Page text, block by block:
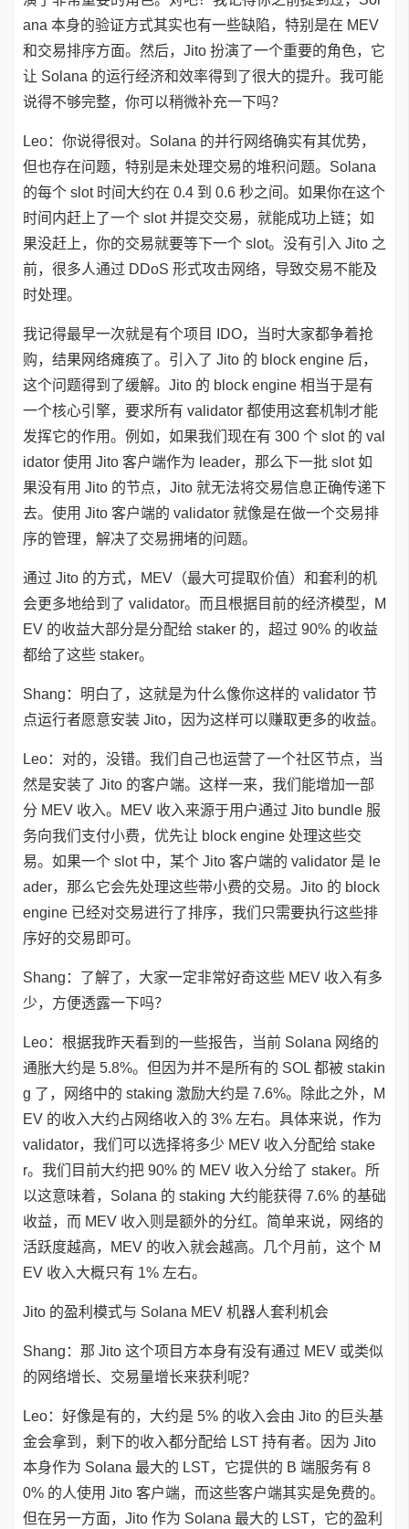
ana 本身的验证方式其实也有一些缺陷，特别是在 MEV
和交易排序方面。然后，Jito 扮演了一个重要的角色，它
让 Solana 的运行经济和效率得到了很大的提升。我可能
说得不够完整，你可以稍微补充一下吗？
Leo：你说得很对。Solana 的并行网络确实有其优势，
但也存在问题，特别是未处理交易的堆积问题。Solana
的每个 slot 时间大约在 0.4 到 0.6 秒之间。如果你在这个
时间内赶上了一个 slot 并提交交易，就能成功上链；如
果没赶上，你的交易就要等下一个 slot。没有引入 Jito 之
前，很多人通过 DDoS 形式攻击网络，导致交易不能及
时处理。
我记得最早一次就是有个项目 IDO，当时大家都争着抢
购，结果网络瘫痪了。引入了 Jito 的 block engine 后，
这个问题得到了缓解。Jito 的 block engine 相当于是有
一个核心引擎，要求所有 validator 都使用这套机制才能
发挥它的作用。例如，如果我们现在有 300 个 slot 的 val
idator 使用 Jito 客户端作为 leader，那么下一批 slot 如
果没有用 Jito 的节点，Jito 就无法将交易信息正确传递下
去。使用 Jito 客户端的 validator 就像是在做一个交易排
序的管理，解决了交易拥堵的问题。
通过 Jito 的方式，MEV（最大可提取价值）和套利的机
会更多地给到了 validator。而且根据目前的经济模型，M
EV 的收益大部分是分配给 staker 的，超过 90% 的收益
都给了这些 staker。
Shang：明白了，这就是为什么像你这样的 validator 节
点运行者愿意安装 Jito，因为这样可以赚取更多的收益。
Leo：对的，没错。我们自己也运营了一个社区节点，当
然是安装了 Jito 的客户端。这样一来，我们能增加一部
分 MEV 收入。MEV 收入来源于用户通过 Jito bundle 服
务向我们支付小费，优先让 block engine 处理这些交
易。如果一个 slot 中，某个 Jito 客户端的 validator 是 le
ader，那么它会先处理这些带小费的交易。Jito 的 block
engine 已经对交易进行了排序，我们只需要执行这些排
序好的交易即可。
Shang：了解了，大家一定非常好奇这些 MEV 收入有多
少，方便透露一下吗？
Leo：根据我昨天看到的一些报告，当前 Solana 网络的
通胀大约是 5.8%。但因为并不是所有的 SOL 都被 stakin
g 了，网络中的 staking 激励大约是 7.6%。除此之外，M
EV 的收入大约占网络收入的 3% 左右。具体来说，作为
validator，我们可以选择将多少 MEV 收入分配给 stake
r。我们目前大约把 90% 的 MEV 收入分给了 staker。所
以这意味着，Solana 的 staking 大约能获得 7.6% 的基础
收益，而 MEV 收入则是额外的分红。简单来说，网络的
活跃度越高，MEV 的收入就会越高。几个月前，这个 M
EV 收入大概只有 1% 左右。
Jito 的盈利模式与 Solana MEV 机器人套利机会
Shang：那 Jito 这个项目方本身有没有通过 MEV 或类似
的网络增长、交易量增长来获利呢？
Leo：好像是有的，大约是 5% 的收入会由 Jito 的巨头基
金会拿到，剩下的收入都分配给 LST 持有者。因为 Jito
本身作为 Solana 最大的 LST，它提供的 B 端服务有 8
0% 的人使用 Jito 客户端，而这些客户端其实是免费的。
但在另一方面，Jito 作为 Solana 最大的 LST，它的盈利